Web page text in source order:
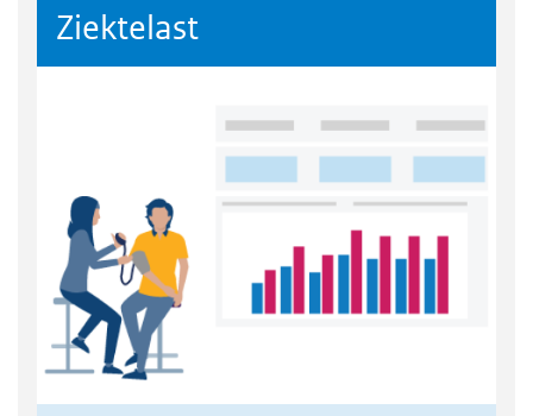
Ziektelast